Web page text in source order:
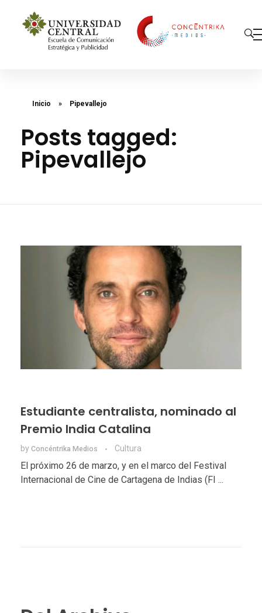
Inicio » Pipevallejo
Posts tagged:
Pipevallejo
Estudiante centralista, nominado al
Premio India Catalina
by Concéntrika Medios Cultura
El próximo 26 de marzo, y en el marco del Festival
Internacional de Cine de Cartagena de Indias (FI ...